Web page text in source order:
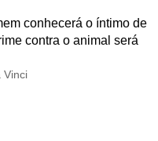
conhecerá o íntimo de
contra o animal será
Vinci